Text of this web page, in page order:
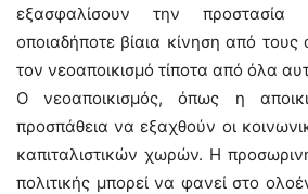
εξασφαλίσουν την
οποιαδήποτε βίαια κίνηση από
τον νεοαποικισμό τίποτα από όλα
Ο νεοαποικισμός, όπως η
προσπάθεια να εξαχθούν οι
καπιταλιστικών χωρών. Η
πολιτικής μπορεί να φανεί στο